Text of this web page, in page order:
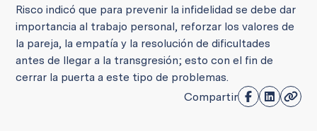
Risco indicó que para prevenir la infidelidad se debe dar
importancia al trabajo personal, reforzar los valores de
la pareja, la empatía y la resolución de dificultades
antes de llegar a la transgresión; esto con el fin de
cerrar la puerta a este tipo de problemas.
Compartir